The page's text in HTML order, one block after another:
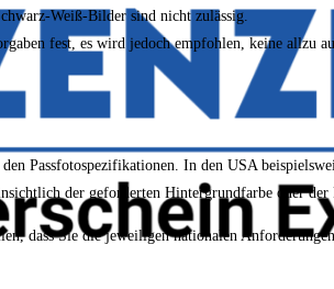
Weiß-Bilder sind nicht zulässig.
fest, es wird jedoch empfohlen, keine allzu
Passfotospezifikationen. In den USA
der geforderten Hintergrundfarbe oder der
dass Sie die jeweiligen nationalen